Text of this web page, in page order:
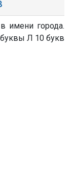
имени города.
Л 10 букв